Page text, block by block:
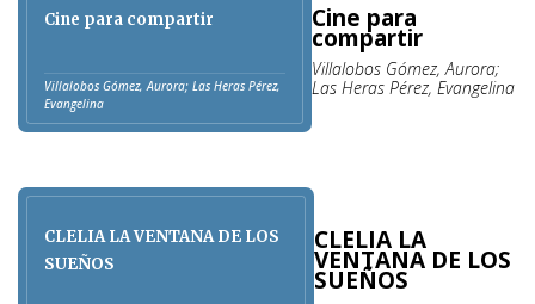
Cine para compartir
Villalobos Gómez, Aurora; Las Heras Pérez,
Evangelina
Cine para
compartir
Villalobos Gómez, Aurora;
Las Heras Pérez, Evangelina
CLELIA LA VENTANA DE LOS
SUEÑOS
CLELIA LA
VENTANA DE LOS
SUEÑOS